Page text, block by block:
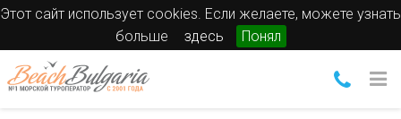
Этот сайт использует cookies. Если желаете, можете узнать
больше
здесь Понял